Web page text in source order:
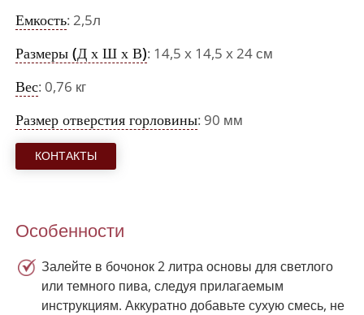
Емкость: 2,5л
Размеры (Д х Ш х В): 14,5 x 14,5 x 24 см
Вес: 0,76 кг
Размер отверстия горловины: 90 мм
КОНТАКТЫ
Особенности
Залейте в бочонок 2 литра основы для светлого
или темного пива, следуя прилагаемым
инструкциям. Аккуратно добавьте сухую смесь, не